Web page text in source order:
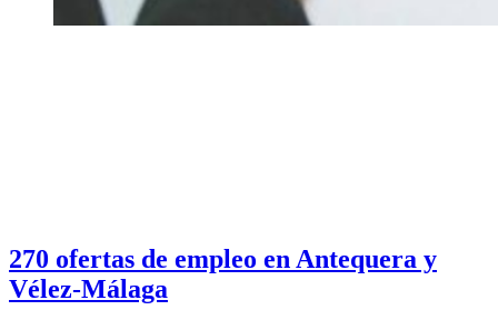
270 ofertas de empleo en Antequera y
Vélez-Málaga